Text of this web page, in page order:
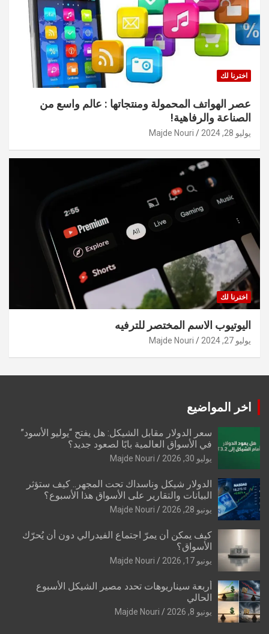
اخترنا لك
عصر الهواتف المحمولة ومنتجاتها : عالم واسع من
الصناعة والرفاهية!
يوليو 28, 2024 Majde Nouri
اخترنا لك
اليوتيوب الاسم المختصر للترفيه
يوليو 27, 2024 Majde Nouri
اخر المواضيع
سعر الدولار مقابل الشيكل: هل يفتح “يوليو الأسود”
في الأسواق العالمية بابًا لصعود جديد؟
يوليو 30, 2026 Majde Nouri
الدولار شيكل وناسداك تحت المجهر.. كيف ستؤثر
البيانات والتقارير على الأسواق هذا الأسبوع؟
يونيو 28, 2026 Majde Nouri
كيف يمكن أن يمرّ اجتماع الفيدرالي دون أن يُحرّك
الأسواق؟
يونيو 17, 2026 Majde Nouri
أربعة سيناريوهات تحدد مصير الشيكل الأسبوع
الحالي
يونيو 8, 2026 Majde Nouri